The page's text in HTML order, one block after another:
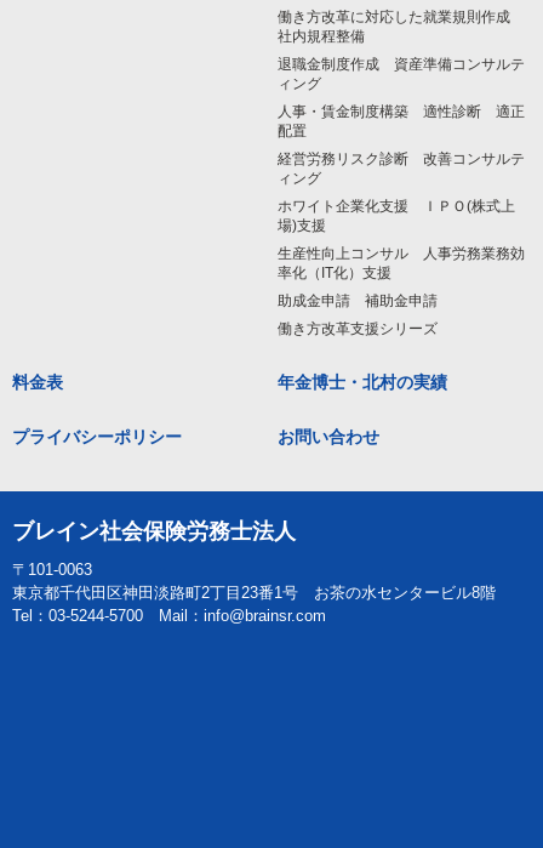
働き方改革に対応した就業規則作成
社内規程整備
退職金制度作成 資産準備コンサルテ
ィング
人事・賃金制度構築 適性診断 適正
配置
経営労務リスク診断 改善コンサルテ
ィング
ホワイト企業化支援 ＩＰＯ(株式上
場)支援
生産性向上コンサル 人事労務業務効
率化（IT化）支援
助成金申請 補助金申請
働き方改革支援シリーズ
料金表 年金博士・北村の実績
プライバシーポリシー お問い合わせ
ブレイン社会保険労務士法人
〒101-0063
東京都千代田区神田淡路町2丁目23番1号 お茶の水センタービル8階
Tel：03-5244-5700 Mail：info@brainsr.com